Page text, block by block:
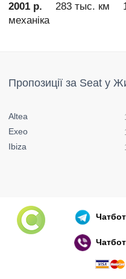
Російський
🇷🇺 🚢 🖕
2001 р.
283 тыс. км
механіка
Пропозиції за Seat у
Altea
Exeo
Ibiza
Чатбот
Чатбот